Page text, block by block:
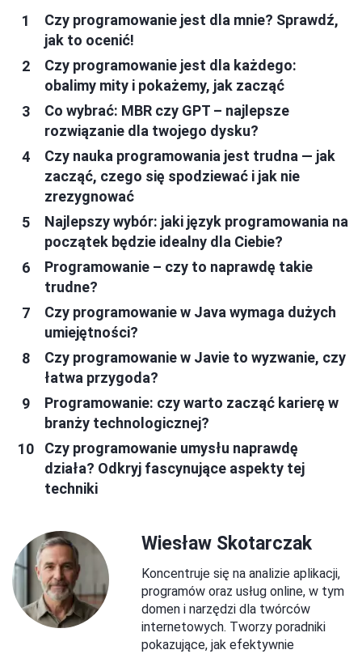
Czy programowanie jest dla mnie? Sprawdź,
jak to ocenić!
Czy programowanie jest dla każdego:
obalimy mity i pokażemy, jak zacząć
Co wybrać: MBR czy GPT – najlepsze
rozwiązanie dla twojego dysku?
Czy nauka programowania jest trudna — jak
zacząć, czego się spodziewać i jak nie
zrezygnować
Najlepszy wybór: jaki język programowania na
początek będzie idealny dla Ciebie?
Programowanie – czy to naprawdę takie
trudne?
Czy programowanie w Java wymaga dużych
umiejętności?
Czy programowanie w Javie to wyzwanie, czy
łatwa przygoda?
Programowanie: czy warto zacząć karierę w
branży technologicznej?
Czy programowanie umysłu naprawdę
działa? Odkryj fascynujące aspekty tej
techniki
Wiesław Skotarczak
Koncentruje się na analizie aplikacji,
programów oraz usług online, w tym
domen i narzędzi dla twórców
internetowych. Tworzy poradniki
pokazujące, jak efektywnie